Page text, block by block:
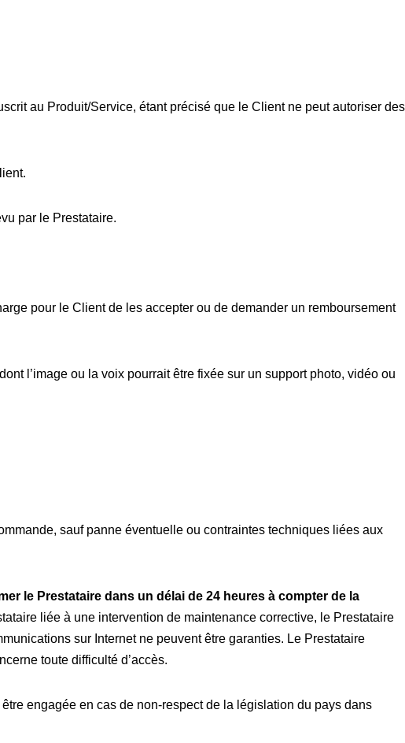
au Produit/Service, étant précisé que le Client ne peut autoriser des
par le Prestataire.
pour le Client de les accepter ou de demander un remboursement
l’image ou la voix pourrait être fixée sur un support photo, vidéo ou
sauf panne éventuelle ou contraintes techniques liées aux
le Prestataire dans un délai de 24 heures à compter de la
liée à une intervention de maintenance corrective, le Prestataire
sur Internet ne peuvent être garanties. Le Prestataire
toute difficulté d’accès.
engagée en cas de non-respect de la législation du pays dans